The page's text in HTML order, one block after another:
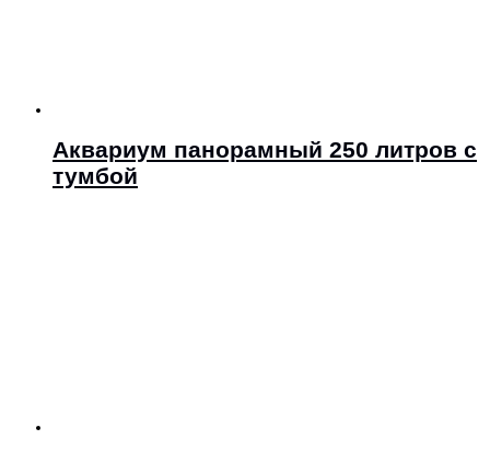
Аквариум панорамный 250 литров с
тумбой